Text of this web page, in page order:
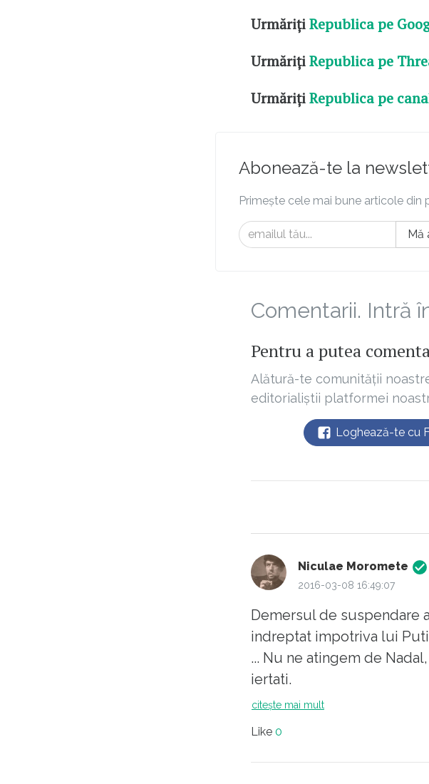
UrmărițiRepublica pe
UrmărițiRepublica pe
UrmărițiRepublica pe
Abonează-te la
Primește cele mai bune articole din
Mă
Comentarii. Intră
Pentru a putea
Alătură-te comunității
editorialiștii platformei
Loghează-te cu
Niculae Moromete
2016-03-08 16:49:07
Demersul de suspendare
indreptat impotriva lui
... Nu ne atingem de
iertati.
citește mai mult
Like 0